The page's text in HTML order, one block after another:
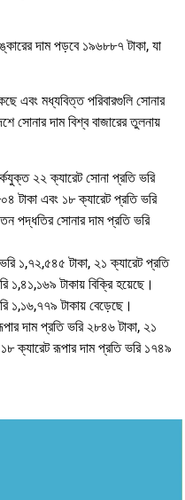
দাম পড়বে ১৯৬৮৮৭ টাকা, যা
এবং মধ্যবিত্ত পরিবারগুলি সোনার
সোনার দাম বিশ্ব বাজারের তুলনায়
২২ ক্যারেট সোনা প্রতি ভরি
টাকা এবং ১৮ ক্যারেট প্রতি ভরি
পদ্ধতির সোনার দাম প্রতি ভরি
১,৭২,৫৪৫ টাকা, ২১ ক্যারেট প্রতি
১,৪১,১৬৯ টাকায় বিক্রি হয়েছে।
১,১৬,৭৭৯ টাকায় বেড়েছে।
দাম প্রতি ভরি ২৮৪৬ টাকা, ২১
ক্যারেট রূপার দাম প্রতি ভরি ১৭৪৯